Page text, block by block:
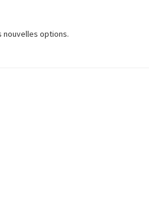
nouvelles options.